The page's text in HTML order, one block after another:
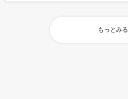
もっとみる